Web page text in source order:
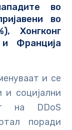
во
во
Хонгконг
Франција
и се
и социјални
на DDoS
поради